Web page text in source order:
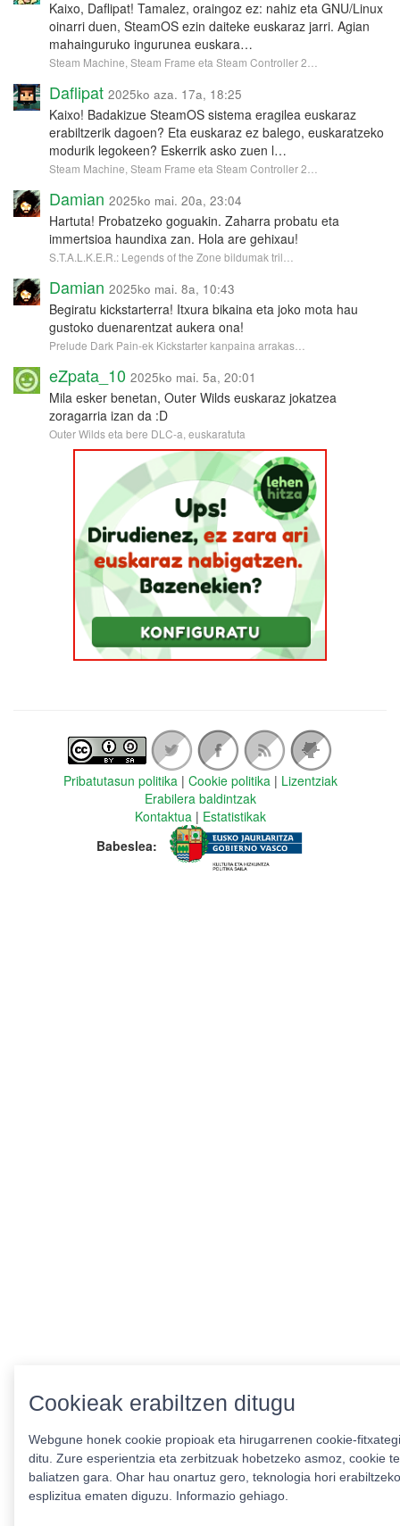
Kaixo, Daflipat! Tamalez, oraingoz ez: nahiz eta GNU/Linux
oinarri duen, SteamOS ezin daiteke euskaraz jarri. Agian
mahainguruko ingurunea euskara…
Steam Machine, Steam Frame eta Steam Controller 2…
Daflipat 2025ko aza. 17a, 18:25
Kaixo! Badakizue SteamOS sistema eragilea euskaraz
erabiltzerik dagoen? Eta euskaraz ez balego, euskaratzeko
modurik legokeen? Eskerrik asko zuen l…
Steam Machine, Steam Frame eta Steam Controller 2…
Damian 2025ko mai. 20a, 23:04
Hartuta! Probatzeko goguakin. Zaharra probatu eta
immertsioa haundixa zan. Hola are gehixau!
S.T.A.L.K.E.R.: Legends of the Zone bildumak tril…
Damian 2025ko mai. 8a, 10:43
Begiratu kickstarterra! Itxura bikaina eta joko mota hau
gustoko duenarentzat aukera ona!
Prelude Dark Pain-ek Kickstarter kanpaina arrakas…
eZpata_10 2025ko mai. 5a, 20:01
Mila esker benetan, Outer Wilds euskaraz jokatzea
zoragarria izan da :D
Outer Wilds eta bere DLC-a, euskaratuta
Pribatutasun politika| Cookie politika| Lizentziak
Erabilera baldintzak
Kontaktua| Estatistikak
Babeslea:
Cookieak erabiltzen ditugu
Webgune honek cookie propioak eta hirugarrenen cookie-
ditu. Zure esperientzia eta zerbitzuak hobetzeko asmoz, cookie
baliatzen gara. Ohar hau onartuz gero, teknologia hori
esplizitua ematen diguzu. Informazio gehiago.